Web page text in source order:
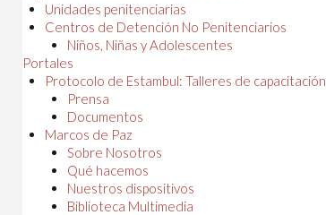
Unidades penitenciarias
Centros de Detención No Penitenciarios
Niños, Niñas y Adolescentes
Portales
Protocolo de Estambul: Talleres de capacitación
Prensa
Documentos
Marcos de Paz
Sobre Nosotros
Qué hacemos
Nuestros dispositivos
Biblioteca Multimedia